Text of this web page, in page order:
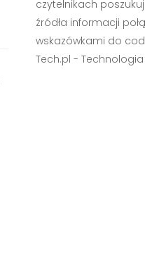
czytelnikach
źródła informacji
wskazówkami do
Tech.pl -